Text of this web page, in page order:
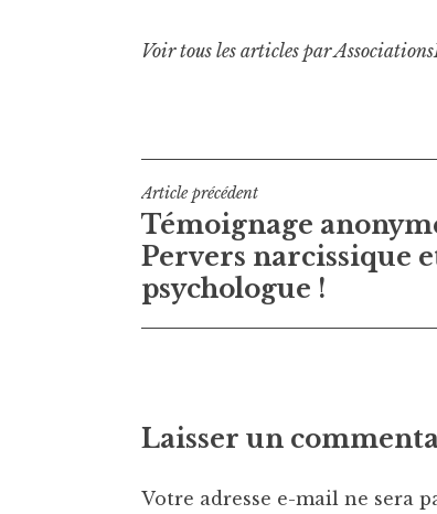
Voir tous les articles par
Navigation
de
l’article
Article précédent
Témoignage
Pervers narcissique
psychologue !
Laisser un
Votre adresse e-mail ne sera